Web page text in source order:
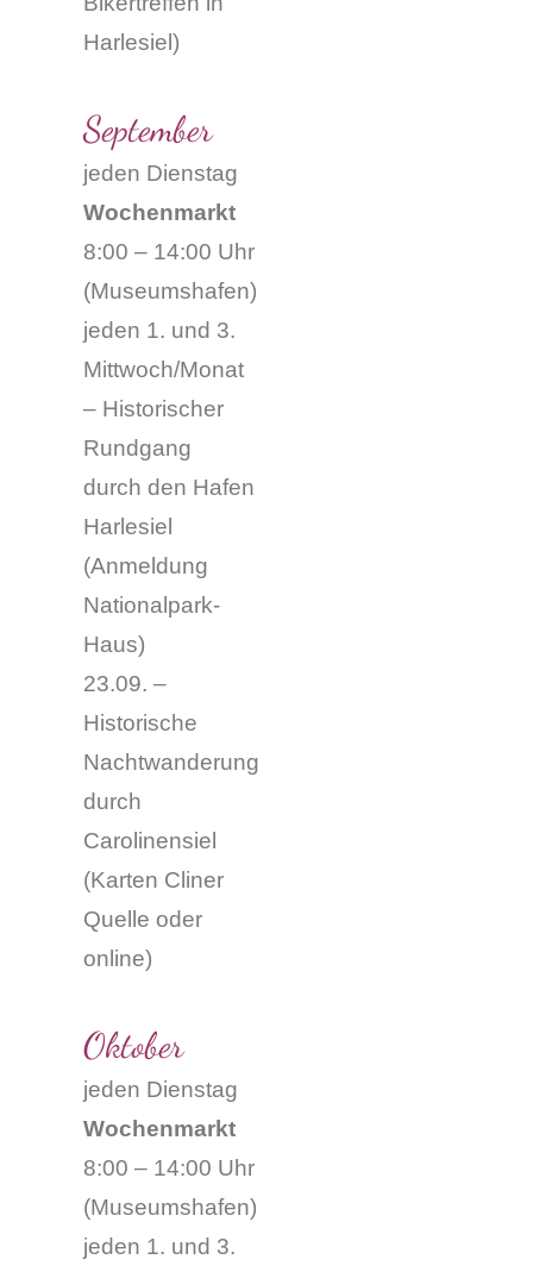
Harlesiel)
September
jeden Dienstag
Wochenmarkt
8:00 – 14:00 Uhr
(Museumshafen)
jeden 1. und 3.
Mittwoch/Monat
– Historischer
Rundgang
durch den Hafen
Harlesiel
(Anmeldung
Nationalpark-
Haus)
23.09. –
Historische
Nachtwanderung
durch
Carolinensiel
(Karten Cliner
Quelle oder
online)
Oktober
jeden Dienstag
Wochenmarkt
8:00 – 14:00 Uhr
(Museumshafen)
jeden 1. und 3.